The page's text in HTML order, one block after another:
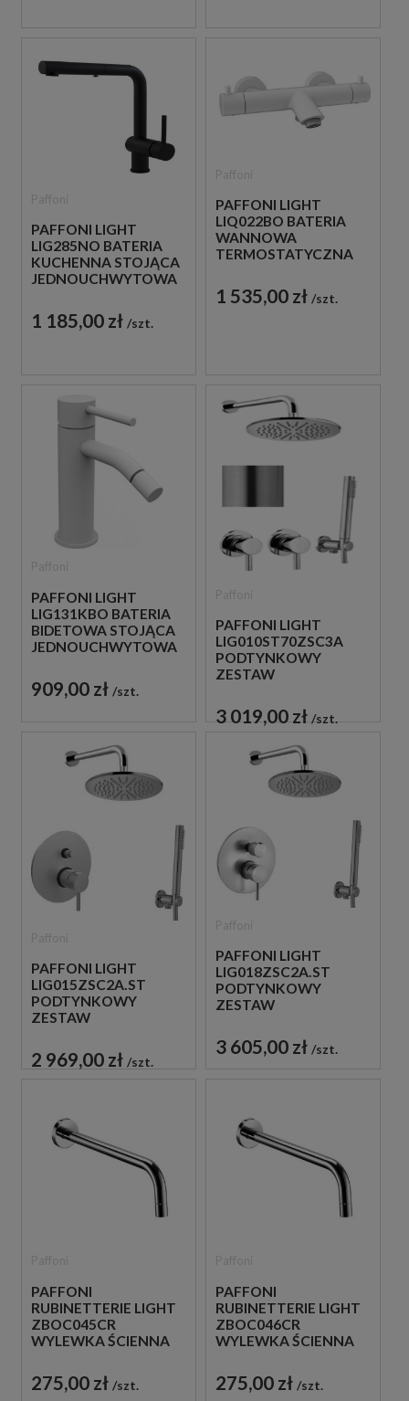
PAFFONI LIGHT
LIG285NO BATERIA
KUCHENNA STOJĄCA
JEDNOUCHWYTOWA
1 185,00 zł szt.
PAFFONI LIGHT
LIQ022BO BATERIA
WANNOWA
TERMOSTATYCZNA
1 535,00 zł szt.
PAFFONI LIGHT
LIG131KBO BATERIA
BIDETOWA STOJĄCA
JEDNOUCHWYTOWA
909,00 zł szt.
PAFFONI LIGHT
LIG010ST70ZSC3A
PODTYNKOWY
ZESTAW
SZCZOTKOWANA
3 019,00 zł szt.
PAFFONI LIGHT
LIG015ZSC2A.ST
PODTYNKOWY
ZESTAW
SZCZOTKOWANA
2 969,00 zł szt.
PAFFONI LIGHT
LIG018ZSC2A.ST
PODTYNKOWY
ZESTAW
SZCZOTKOWANA
3 605,00 zł szt.
PAFFONI
RUBINETTERIE LIGHT
ZBOC045CR
WYLEWKA ŚCIENNA
275,00 zł szt.
PAFFONI
RUBINETTERIE LIGHT
ZBOC046CR
WYLEWKA ŚCIENNA
275,00 zł szt.